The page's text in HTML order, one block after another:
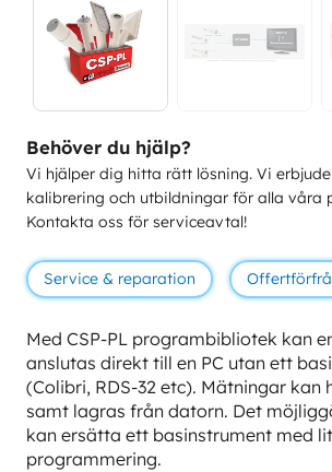
Behöver du hjälp?
Vi hjälper dig hitta rätt lösning. Vi
kalibrering och utbildningar för alla våra
Kontakta oss för serviceavtal!
Service & reparation
Med CSP-PL programbibliotek kan
anslutas direkt till en PC utan ett
(Colibri, RDS-32 etc). Mätningar kan
samt lagras från datorn. Det
kan ersätta ett basinstrument med
programmering.